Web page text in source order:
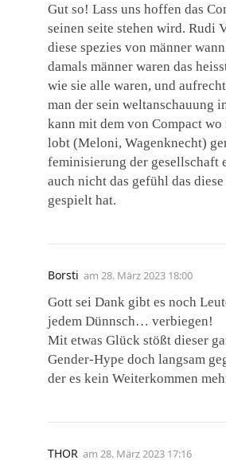
Gut so! Lass uns hoffen das
seinen seite stehen wird. Rudi
diese spezies von männer
damals männer waren das
wie sie alle waren, und
man der sein weltanschauung
kann mit dem von Compact wo
lobt (Meloni, Wagenknecht)
feminisierung der gesellschaft
auch nicht das gefühl das
gespielt hat.
Borsti am 28. März 2023 18:00
Gott sei Dank gibt es noch
jedem Dünnsch… verbiegen!
Mit etwas Glück stößt dieser
Gender-Hype doch langsam
der es kein Weiterkommen
THOR am 28. März 2023 17:16